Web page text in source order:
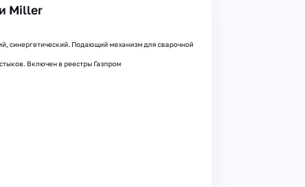
Miller
синергетический. Подающий механизм для сварочной
Включен в реестры Газпром